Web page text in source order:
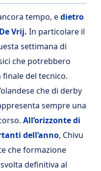
tempo, edietro
Vrij. In particolare il
settimana di
che potrebbero
del tecnico.
che di derby
sempre una
All’orizzonte di
dell’anno, Chivu
che formazione
definitiva al